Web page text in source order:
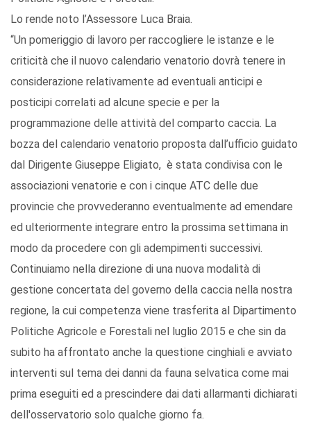
Lo rende noto l’Assessore Luca Braia.
“Un pomeriggio di lavoro per raccogliere le istanze e le
criticità che il nuovo calendario venatorio dovrà tenere in
considerazione relativamente ad eventuali anticipi e
posticipi correlati ad alcune specie e per la
programmazione delle attività del comparto caccia. La
bozza del calendario venatorio proposta dall’ufficio guidato
dal Dirigente Giuseppe Eligiato, è stata condivisa con le
associazioni venatorie e con i cinque ATC delle due
provincie che provvederanno eventualmente ad emendare
ed ulteriormente integrare entro la prossima settimana in
modo da procedere con gli adempimenti successivi.
Continuiamo nella direzione di una nuova modalità di
gestione concertata del governo della caccia nella nostra
regione, la cui competenza viene trasferita al Dipartimento
Politiche Agricole e Forestali nel luglio 2015 e che sin da
subito ha affrontato anche la questione cinghiali e avviato
interventi sul tema dei danni da fauna selvatica come mai
prima eseguiti ed a prescindere dai dati allarmanti dichiarati
dell'osservatorio solo qualche giorno fa.